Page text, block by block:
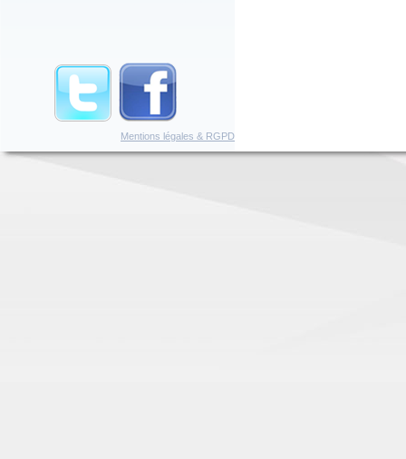
Mentions légales & RGPD